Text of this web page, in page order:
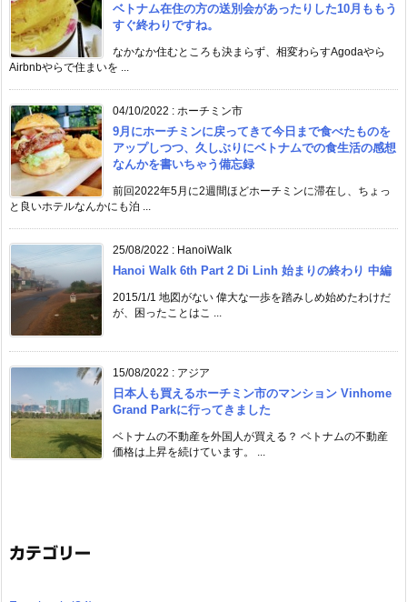
ベトナム在住の方の送別会があったりした10月ももう
すぐ終わりですね。
なかなか住むところも決まらず、相変わらすAgodaやら
Airbnbやらで住まいを ...
04/10/2022 : ホーチミン市
9月にホーチミンに戻ってきて今日まで食べたものを
アップしつつ、久しぶりにベトナムでの食生活の感想
なんかを書いちゃう備忘録
前回2022年5月に2週間ほどホーチミンに滞在し、ちょっ
と良いホテルなんかにも泊 ...
25/08/2022 : HanoiWalk
Hanoi Walk 6th Part 2 Di Linh 始まりの終わり 中編
2015/1/1 地図がない 偉大な一歩を踏みしめ始めたわけだ
が、困ったことはこ ...
15/08/2022 : アジア
日本人も買えるホーチミン市のマンション Vinhome
Grand Parkに行ってきました
ベトナムの不動産を外国人が買える？ ベトナムの不動産
価格は上昇を続けています。 ...
カテゴリー